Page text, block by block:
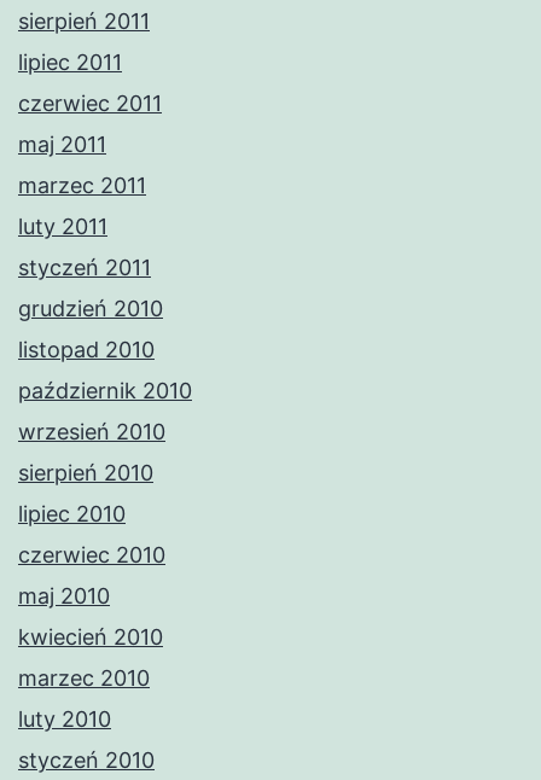
sierpień 2011
lipiec 2011
czerwiec 2011
maj 2011
marzec 2011
luty 2011
styczeń 2011
grudzień 2010
listopad 2010
październik 2010
wrzesień 2010
sierpień 2010
lipiec 2010
czerwiec 2010
maj 2010
kwiecień 2010
marzec 2010
luty 2010
styczeń 2010